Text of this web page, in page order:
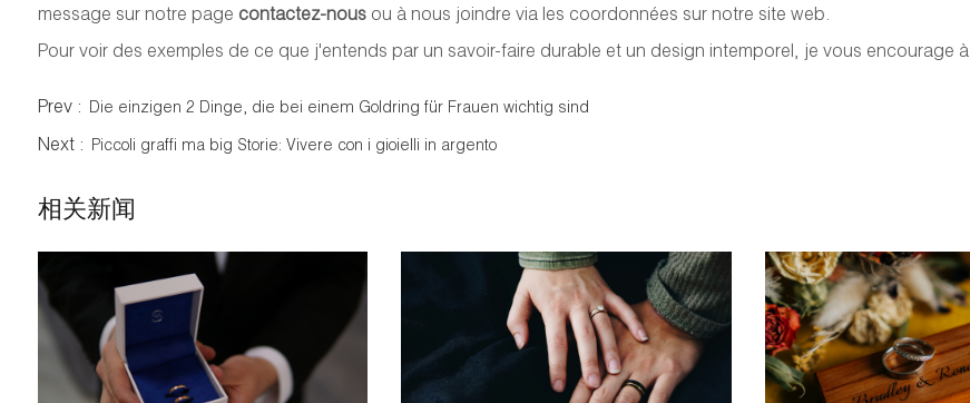
message sur notre page contactez-nousou à nous joindre via les coordonnées sur notre site web.
Pour voir des exemples de ce que j'entends par un savoir-faire durable et un design intemporel, je vous encourage à
Prev : Die einzigen 2 Dinge, die bei einem Goldring für Frauen wichtig sind
Next : Piccoli graffi ma big Storie: Vivere con i gioielli in argento
相关新闻